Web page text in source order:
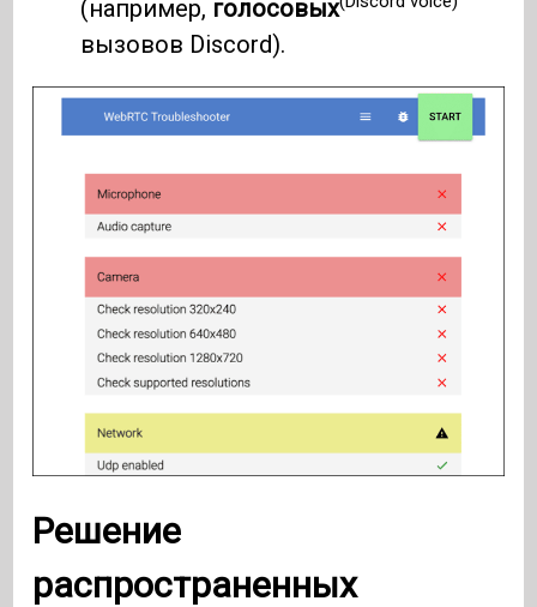
(например, голосовых
вызовов Discord).
Решение
распространенных